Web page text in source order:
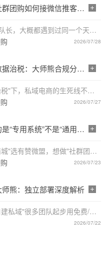
也能借视频号、...
团购如何接微信推客，
长，大概都遇到过同一个天花
"，靠人情和复购撑着，规模
想再扩，要么加代理层级（合
销的&q...
2026/07/28
治税：大师熊合规分
"下，私域电商的生死线不再
"钱怎么分、税怎么报"——南方
熊（深圳福小蜜科技）正式上
三方资金流与税务闭环打通。
2026/07/27
“专用系统”不是“通用商
"选有赞微盟，想做"社群团购
熊——二者不是替代关系，而
熊定位为“专业级私域电商系
2026/07/23
熊：独立部署深度解析
私域"很多团队起步用免费/托
后才发现：客户和交易数据在
2026/07/22